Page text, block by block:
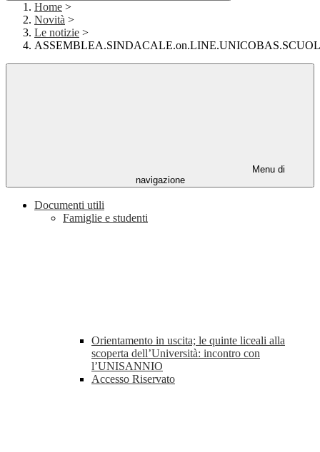
Home >
Novità >
Le notizie >
Menu di
navigazione
Documenti utili
Famiglie e studenti
Orientamento in uscita; le quinte liceali alla
scoperta dell’Università: incontro con
l’UNISANNIO
Accesso Riservato